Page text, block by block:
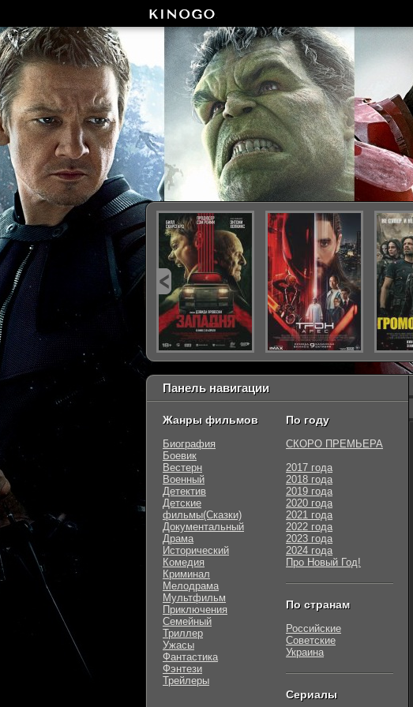
Панель навигации
Жанры фильмов
Биография
Боевик
Вестерн
Военный
Детектив
Детские
фильмы(Сказки)
Документальный
Драма
Исторический
Комедия
Криминал
Мелодрама
Мультфильм
Приключения
Семейный
Триллер
Ужасы
Фантастика
Фэнтези
Трейлеры
По году
СКОРО ПРЕМЬЕРА
2017 года
2018 года
2019 года
2020 года
2021 года
2022 года
2023 года
2024 года
Про Новый Год!
По странам
Российские
Советские
Украина
Сериалы